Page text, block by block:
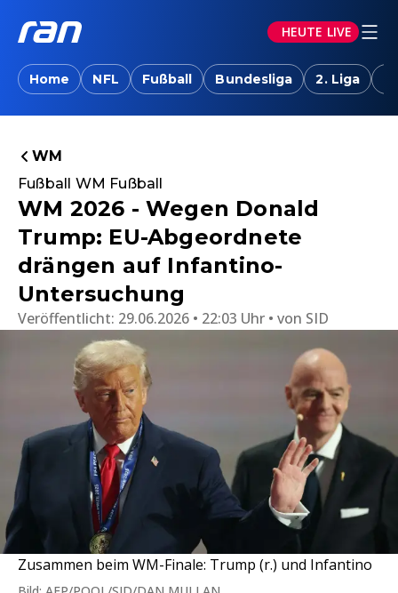
HEUTE LIVE
Home NFL Fußball Bundesliga 2. Liga
WM
Fußball WM Fußball
WM 2026 - Wegen Donald
Trump: EU-Abgeordnete
drängen auf Infantino-
Untersuchung
Veröffentlicht: 29.06.2026 • 22:03 Uhr von SID
Zusammen beim WM-Finale: Trump (r.) und Infantino